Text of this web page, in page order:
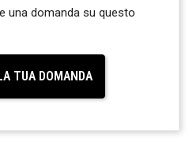
una domanda su questo
TUA DOMANDA